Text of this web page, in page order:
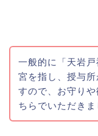
一般的に「天岩
宮を指し、授与
すので、お守り
ちらでいただきま